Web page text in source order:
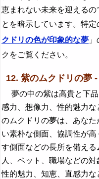
恵まれない未来を迎える
とを暗示しています。特
クドリの色が印象的な夢
クをご覧ください。
12. 紫のムクドリの夢
夢の中の紫は高貴と下品
感力、想像力、性的魅力
のムクドリの夢は、あな
い素朴な側面、協調性が
す側面などの長所を備え
人、ペット、職場などの対
性的魅力、知恵、直感力